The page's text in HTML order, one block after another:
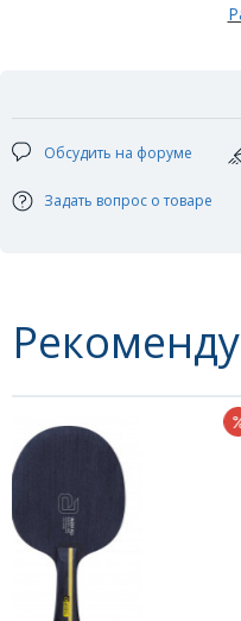
Толщина губки: ОХ / 1,0 /
С 70 В 60 K 55
Обсудить на форуме
Задать вопрос о товаре